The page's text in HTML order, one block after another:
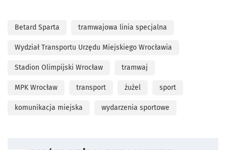
Betard Sparta tramwajowa linia specjalna
Wydział Transportu Urzędu Miejskiego Wrocławia
Stadion Olimpijski Wrocław tramwaj
MPK Wrocław transport żużel sport
komunikacja miejska wydarzenia sportowe